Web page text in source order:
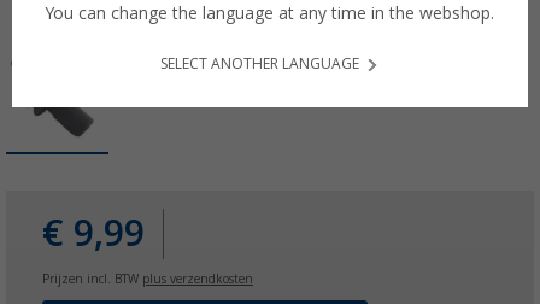
€ 9,99
Prijzen incl. BTW plus verzendkosten
You can change the language at any time in the webshop.
SELECT ANOTHER LANGUAGE